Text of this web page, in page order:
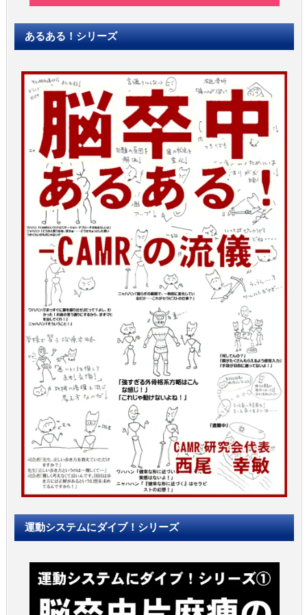
あるある！シリーズ
運動システムにダイブ！シリーズ